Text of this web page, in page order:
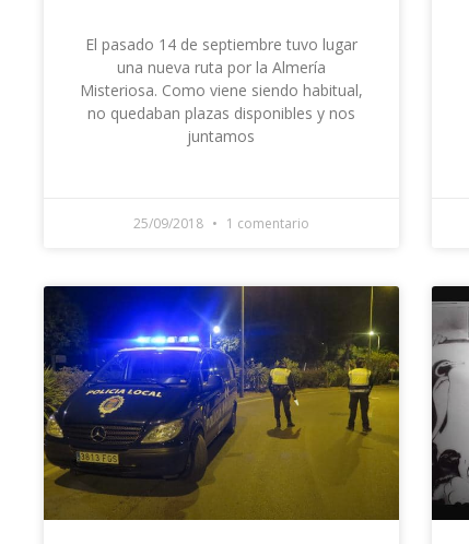
El pasado 14 de septiembre tuvo lugar
una nueva ruta por la Almería
Misteriosa. Como viene siendo habitual,
no quedaban plazas disponibles y nos
juntamos
25/09/2018 1 comentario